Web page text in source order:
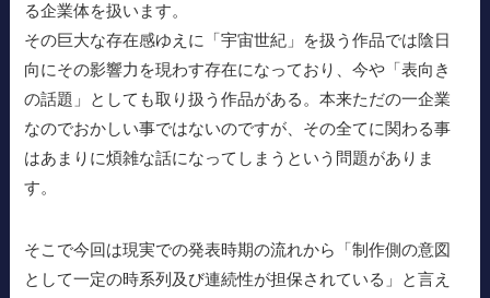
る企業体を扱います。
その巨大な存在感ゆえに「宇宙世紀」を扱う作品では陰日
向にその影響力を現わす存在になっており、今や「表向き
の話題」としても取り扱う作品がある。本来ただの一企業
なのでおかしい事ではないのですが、その全てに関わる事
はあまりに煩雑な話になってしまうという問題がありま
す。
そこで今回は現実での発表時期の流れから「制作側の意図
として一定の時系列及び連続性が担保されている」と言え